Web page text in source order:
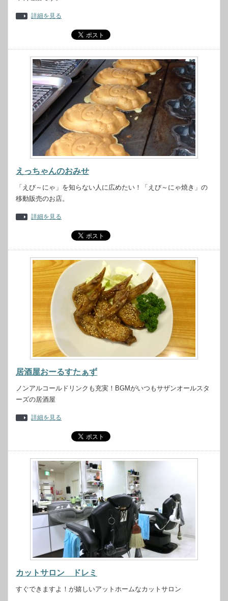
詳細を見る
えっちゃんのおみせ
「えび～にゃ」を知らない人に広めたい！「えび～にゃ焼き」の
移動販売のお店。
詳細を見る
居酒屋おーるすたぁず
ノンアルコールドリンクも充実！BGMがいつもサザンオールスタ
ーズの居酒屋
詳細を見る
カットサロン ドレミ
すぐできますよ！が嬉しいアットホームなカットサロン